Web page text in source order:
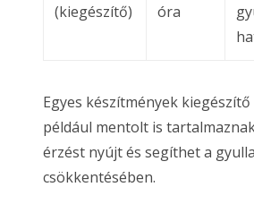
(kiegészítő)
óra
Egyes készítmények
például mentolt is
érzést nyújt és segíthet a
csökkentésében.